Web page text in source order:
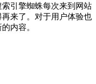
引擎蜘蛛每次来到网站
来了。对于用户体验也
内容。